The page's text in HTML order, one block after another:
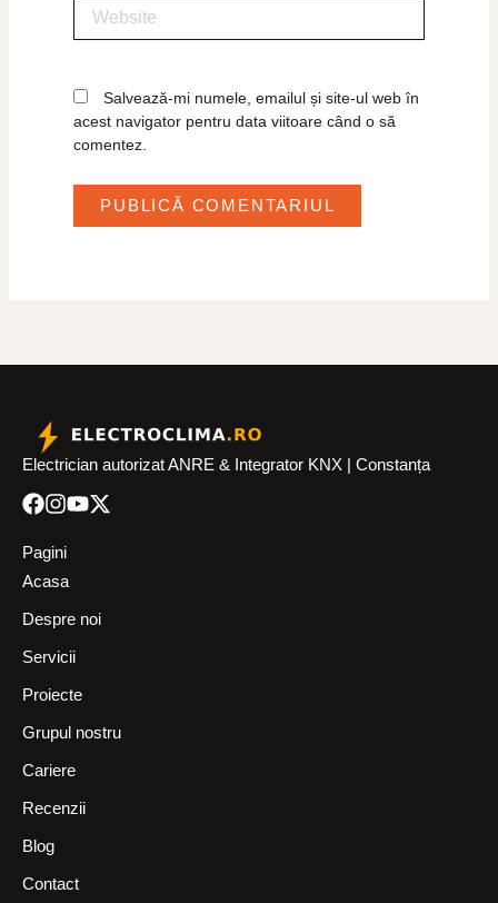
Salvează-mi numele, emailul și site-ul web în
acest navigator pentru data viitoare când o să
comentez.
Electrician autorizat ANRE & Integrator KNX | Constanța
Pagini
Acasa
Despre noi
Servicii
Proiecte
Grupul nostru
Cariere
Recenzii
Blog
Contact